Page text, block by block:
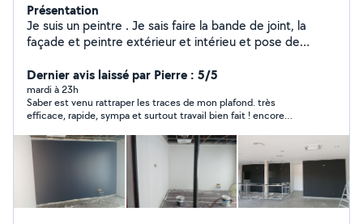
Présentation
Je suis un peintre . Je sais faire la bande de joint, la
façade et peintre extérieur et intérieu et pose de
Dernier avis laissé par Pierre : 5/5
mardi à 23h
Saber est venu rattraper les traces de mon plafond. très
efficace, rapide, sympa et surtout travail bien fait ! encore